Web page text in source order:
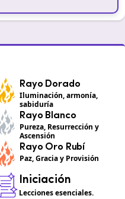
Rayo Dorado
Iluminación, armonía,
sabiduría
Rayo Blanco
Pureza, Resurrección y
Ascensión
Rayo Oro Rubí
Paz, Gracia y Provisión
Iniciación
Lecciones esenciales.